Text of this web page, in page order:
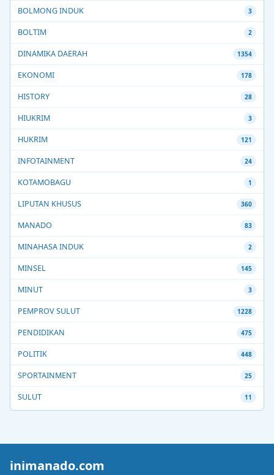
BOLMONG INDUK 3
BOLTIM 2
DINAMIKA DAERAH 1354
EKONOMI 178
HISTORY 28
HIUKRIM 3
HUKRIM 121
INFOTAINMENT 24
KOTAMOBAGU 1
LIPUTAN KHUSUS 360
MANADO 83
MINAHASA INDUK 2
MINSEL 145
MINUT 3
PEMPROV SULUT 1228
PENDIDIKAN 475
POLITIK 448
SPORTAINMENT 25
SULUT 11
inimanado.com